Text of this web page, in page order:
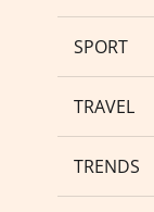
SPORT
TRAVEL
TRENDS